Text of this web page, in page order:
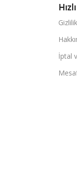
İptal